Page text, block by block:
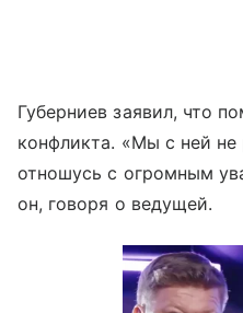
Губерниев заявил, что
конфликта. «Мы с ней не
отношусь с огромным
он, говоря о ведущей.